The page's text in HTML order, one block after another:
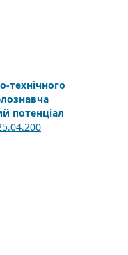
технічного
потенціал